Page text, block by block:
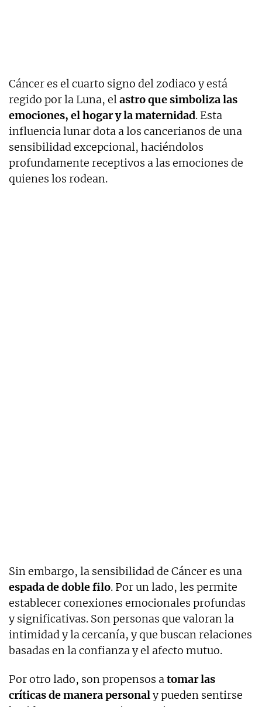
Cáncer es el cuarto signo del zodiaco y está
regido por la Luna, elastro que simboliza las
emociones, el hogar y la maternidad. Esta
influencia lunar dota a los cancerianos de una
sensibilidad excepcional, haciéndolos
profundamente receptivos a las emociones de
quienes los rodean.
Sin embargo, la sensibilidad de Cáncer es una
espada de doble filo. Por un lado, les permite
establecer conexiones emocionales profundas
y significativas. Son personas que valoran la
intimidad y la cercanía, y que buscan relaciones
basadas en la confianza y el afecto mutuo.
Por otro lado, son propensos atomar las
críticas de manera personaly pueden sentirse